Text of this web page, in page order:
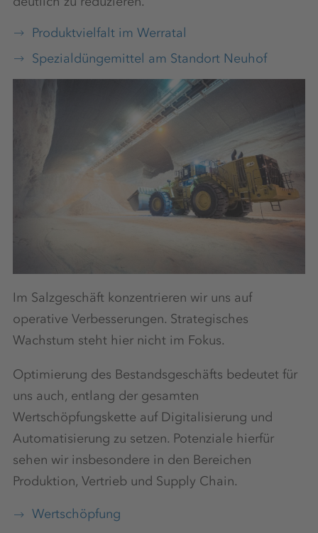
Produktvielfalt im Werratal
Spezialdüngemittel am Standort Neuhof
Im Salzgeschäft konzentrieren wir uns auf
operative Verbesserungen. Strategisches
Wachstum steht hier nicht im Fokus.
Optimierung des Bestandsgeschäfts bedeutet für
uns auch, entlang der gesamten
Wertschöpfungskette auf Digitalisierung und
Automatisierung zu setzen. Potenziale hierfür
sehen wir insbesondere in den Bereichen
Produktion, Vertrieb und Supply Chain.
Wertschöpfung